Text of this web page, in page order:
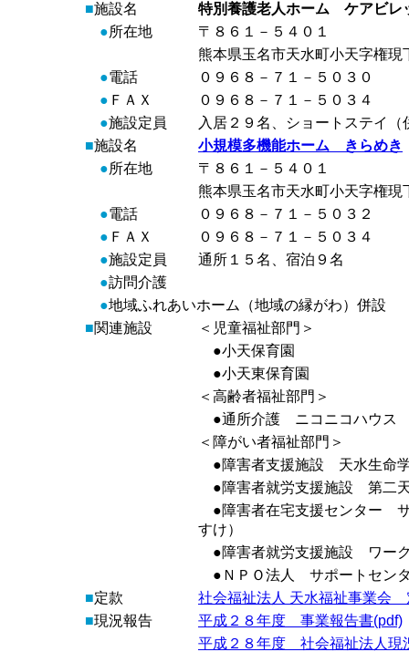
■施設名
特別養護老人ホーム ケアビレ
●所在地
〒８６１－５４０１
熊本県玉名市天水町小天字権現
●電話
０９６８－７１－５０３０
● ＦＡＸ
０９６８－７１－５０３４
●施設定員
入居２９名、ショートステイ
■施設名
小規模多機能ホーム きらめき
●所在地
〒８６１－５４０１
熊本県玉名市天水町小天字権現
●電話
０９６８－７１－５０３２
● ＦＡＸ
０９６８－７１－５０３４
●施設定員
通所１５名、宿泊９名
●訪問介護
●地域ふれあいホーム（地域の縁がわ）併設
■関連施設
＜児童福祉部門＞
●小天保育園
●小天東保育園
＜高齢者福祉部門＞
●通所介護 ニコニコハウス
＜障がい者福祉部門＞
●障害者支援施設 天水生命
●障害者就労支援施設 第二
●障害者在宅支援センター
すけ）
●障害者就労支援施設 ワー
●ＮＰＯ法人 サポートセン
■定款
社会福祉法人 天水福祉事業会
■現況報告
平成２８年度 事業報告書(pdf)
平成２８年度 社会福祉法人現